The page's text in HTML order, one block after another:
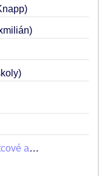
3 plus 1 s Miroslavem Donutilem - Otcové a synové (Mendelovi, Tatahotel, Soutchán)